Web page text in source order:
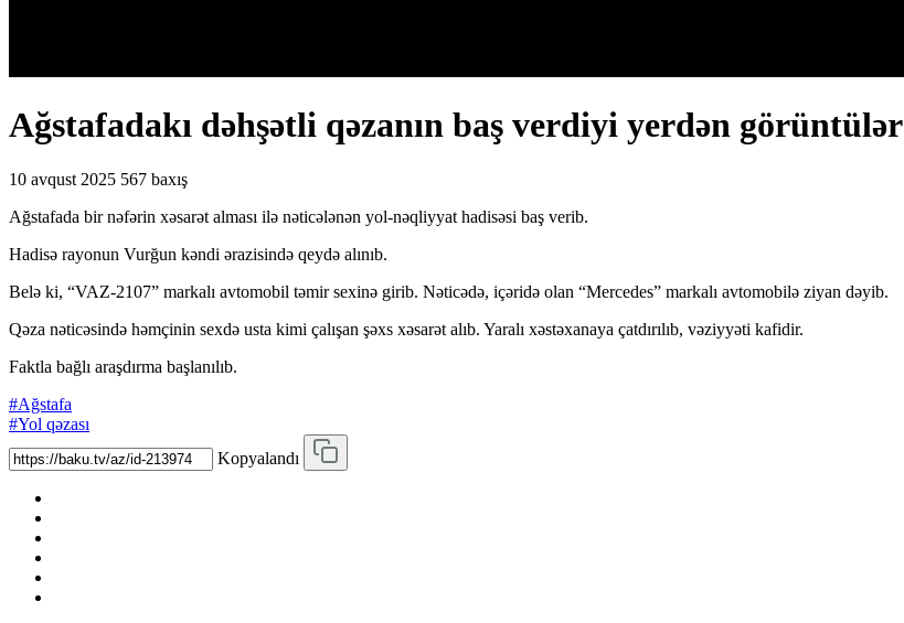
Ağstafadakı dəhşətli qəzanın baş verdiyi yerdən görüntülər
10 avqust 2025 567 baxış
Ağstafada bir nəfərin xəsarət alması ilə nəticələnən yol-nəqliyyat hadisəsi baş verib.
Hadisə rayonun Vurğun kəndi ərazisində qeydə alınıb.
Belə ki, “VAZ-2107” markalı avtomobil təmir sexinə girib. Nəticədə, içəridə olan “Mercedes” markalı avtomobilə ziyan dəyib.
Qəza nəticəsində həmçinin sexdə usta kimi çalışan şəxs xəsarət alıb. Yaralı xəstəxanaya çatdırılıb, vəziyyəti kafidir.
Faktla bağlı araşdırma başlanılıb.
#Ağstafa
#Yol qəzası
Kopyalandı